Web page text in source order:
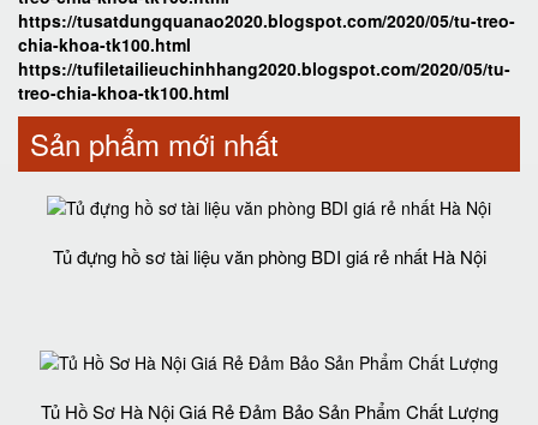
https://tusatdungquanao2020.blogspot.com/2020/05/tu-treo-
chia-khoa-tk100.html
https://tufiletailieuchinhhang2020.blogspot.com/2020/05/tu-
treo-chia-khoa-tk100.html
Sản phẩm mới nhất
Tủ đựng hồ sơ tài liệu văn phòng BDI giá rẻ nhất Hà Nội
Tủ Hồ Sơ Hà Nội Giá Rẻ Đảm Bảo Sản Phẩm Chất Lượng‎